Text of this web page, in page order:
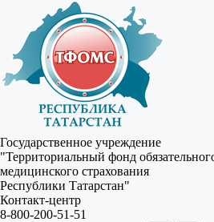
Государственное учреждение
"Территориальный фонд
медицинского страхования
Республики Татарстан"
Контакт-центр
8-800-200-51-51